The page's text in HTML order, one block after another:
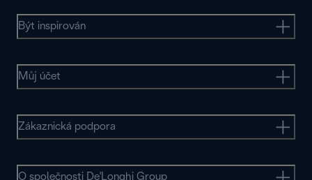
Být inspirován
Můj účet
Zákaznická podpora
O společnosti De'Longhi Group